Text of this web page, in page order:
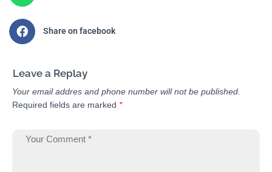
Share on facebook
Leave a Replay
Your email addres and phone number will not be published.
Required fields are marked *